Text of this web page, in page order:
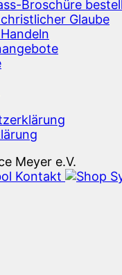
Broschüre
Glaube
Meyer e.V.
Kontakt